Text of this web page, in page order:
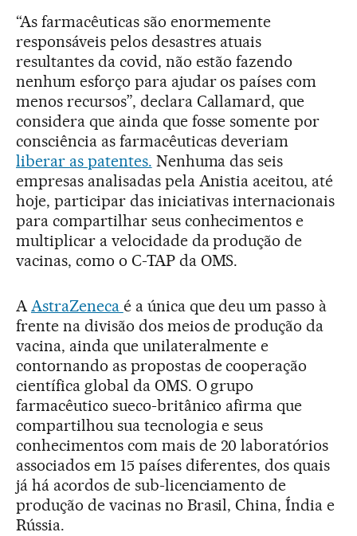
“As farmacêuticas são enormemente
responsáveis pelos desastres atuais
resultantes da covid, não estão fazendo
nenhum esforço para ajudar os países com
menos recursos”, declara Callamard, que
considera que ainda que fosse somente por
consciência as farmacêuticas deveriam
liberar as patentes. Nenhuma das seis
empresas analisadas pela Anistia aceitou, até
hoje, participar das iniciativas internacionais
para compartilhar seus conhecimentos e
multiplicar a velocidade da produção de
vacinas, como o C-TAP da OMS.
AAstraZeneca é a única que deu um passo à
frente na divisão dos meios de produção da
vacina, ainda que unilateralmente e
contornando as propostas de cooperação
científica global da OMS. O grupo
farmacêutico sueco-britânico afirma que
compartilhou sua tecnologia e seus
conhecimentos com mais de 20 laboratórios
associados em 15 países diferentes, dos quais
já há acordos de sub-licenciamento de
produção de vacinas no Brasil, China, Índia e
Rússia.